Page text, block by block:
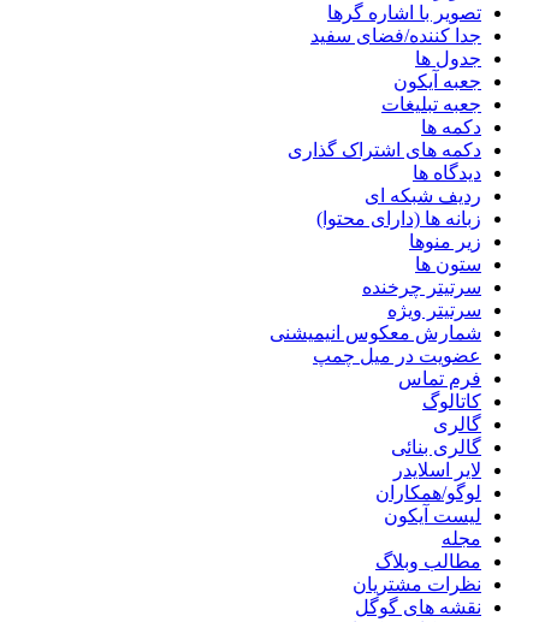
تصویر با اشاره گرها
جدا کننده/فضای سفید
جدول ها
جعبه آیکون
جعبه تبلیغات
دکمه ها
دکمه های اشتراک گذاری
دیدگاه ها
ردیف شبکه ای
زبانه ها (دارای محتوا)
زیر منوها
ستون ها
سرتیتر چرخنده
سرتیتر ویژه
شمارش معکوس انیمیشنی
عضویت در میل چمپ
فرم تماس
کاتالوگ
گالری
گالری بنائی
لایر اسلایدر
لوگو/همکاران
لیست آیکون
مجله
مطالب وبلاگ
نظرات مشتریان
نقشه های گوگل